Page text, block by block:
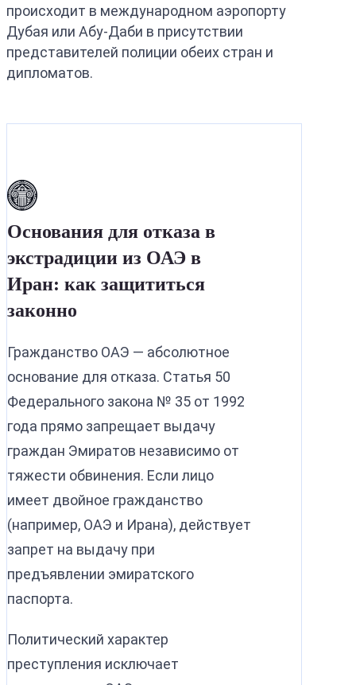
происходит в международном аэропорту
Дубая или Абу-Даби в присутствии
представителей полиции обеих стран и
дипломатов.
Основания для отказа в
экстрадиции из ОАЭ в
Иран: как защититься
законно
Гражданство ОАЭ — абсолютное
основание для отказа. Статья 50
Федерального закона № 35 от 1992
года прямо запрещает выдачу
граждан Эмиратов независимо от
тяжести обвинения. Если лицо
имеет двойное гражданство
(например, ОАЭ и Ирана), действует
запрет на выдачу при
предъявлении эмиратского
паспорта.
Политический характер
преступления исключает